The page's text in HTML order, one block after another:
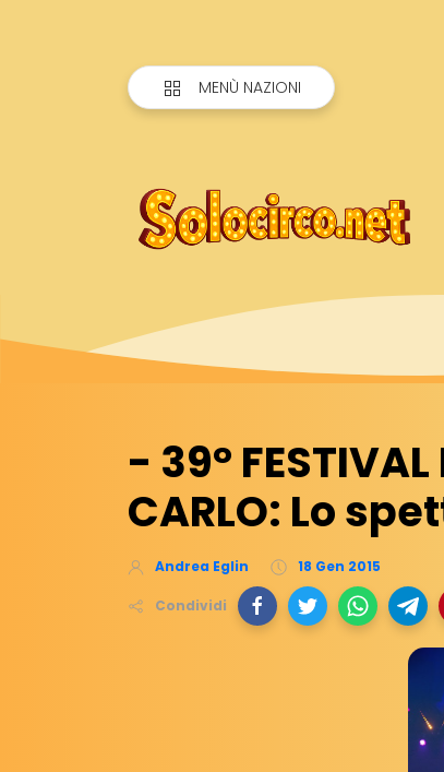
MENÙ NAZIONI
- 39° FESTIVAL
CARLO: Lo
Andrea Eglin 18 Gen 2015
Condividi